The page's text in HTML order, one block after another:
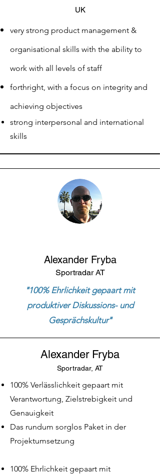
UK
very strong product management &
organisational skills with the ability to
work with all levels of staff
forthright, with a focus on integrity and
achieving objectives
strong interpersonal and international
skills
Alexander Fryba
Sportradar AT
"100% Ehrlichkeit gepaart mit
produktiver Diskussions- und
Gesprächskultur"
Alexander Fryba
Sportradar, AT
100% Verlässlichkeit gepaart mit
Verantwortung, Zielstrebigkeit und
Genauigkeit
Das rundum sorglos Paket in der
Projektumsetzung
100% Ehrlichkeit gepaart mit